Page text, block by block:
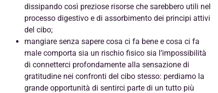
dissipando così preziose risorse che sarebbero utili nel
processo digestivo e di assorbimento dei principi attivi
del cibo;
mangiare senza sapere cosa ci fa bene e cosa ci fa
male comporta sia un rischio fisico sia l’impossibilità
di connetterci profondamente alla sensazione di
gratitudine nei confronti del cibo stesso: perdiamo la
grande opportunità di sentirci parte di un tutto più